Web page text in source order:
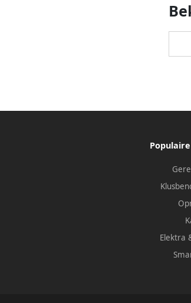
Populaire
Elektra